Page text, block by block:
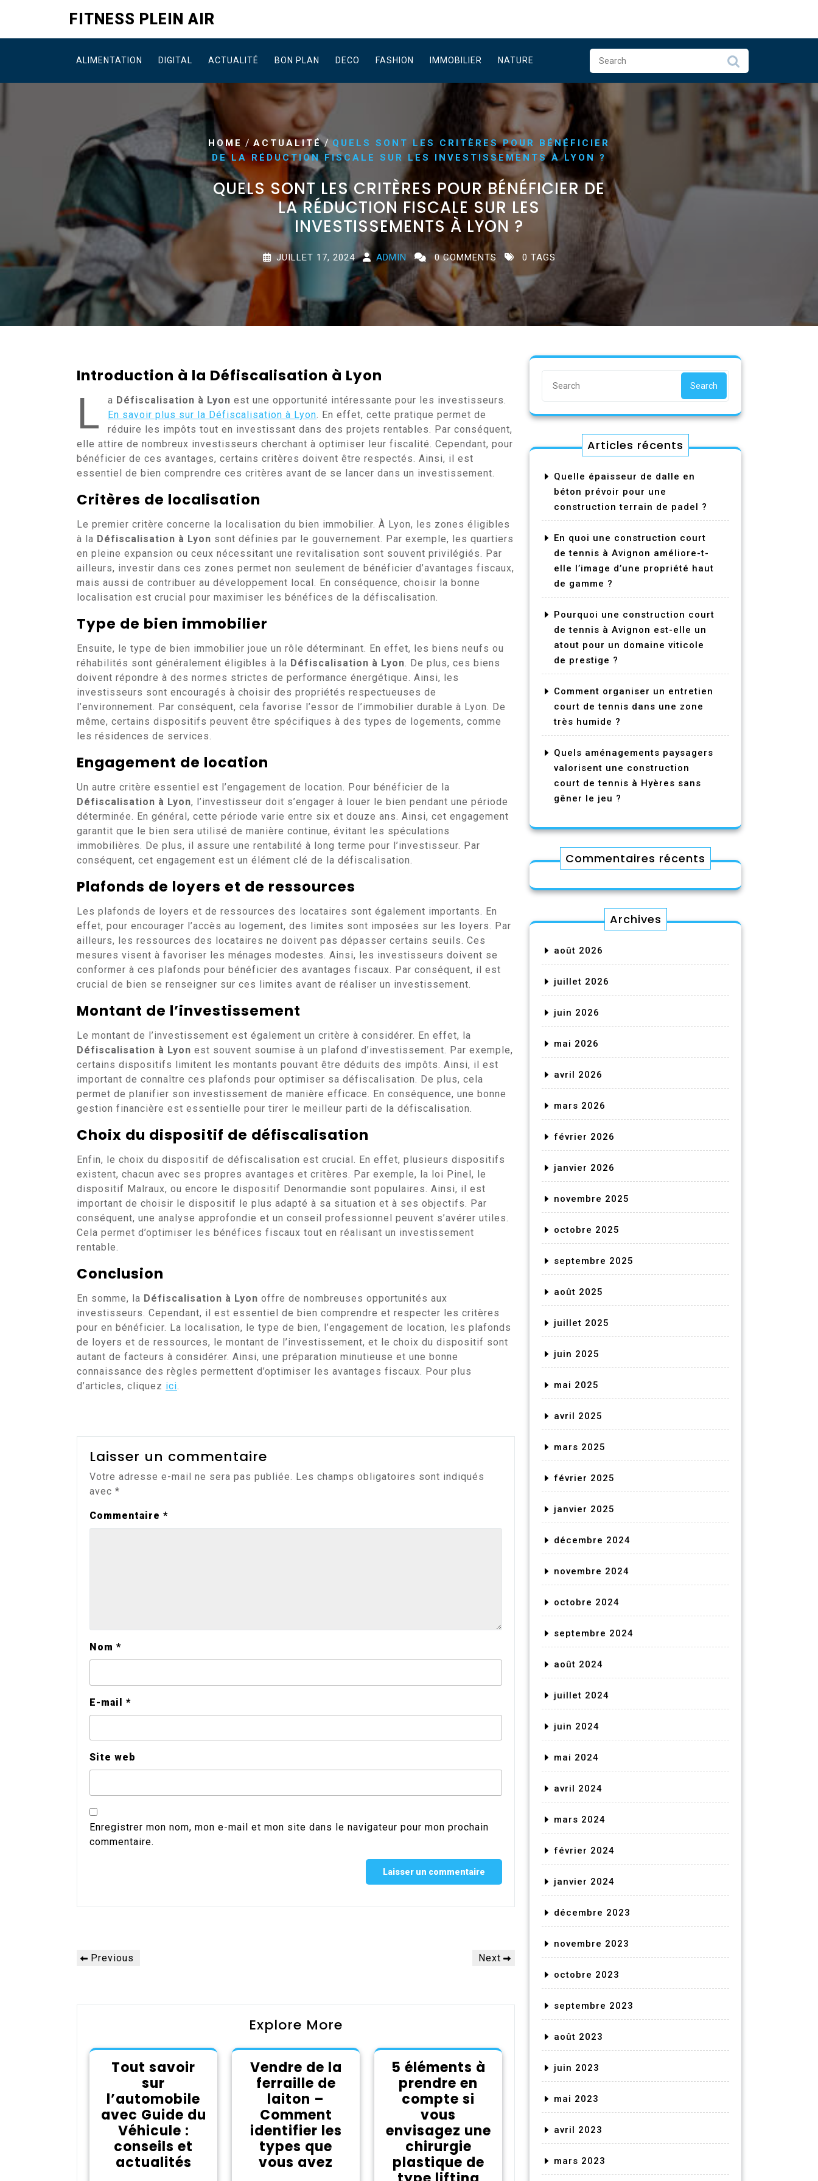
content
FITNESS PLEIN AIR
ALIMENTATION DIGITAL ACTUALITÉ BON PLAN DECO FASHION IMMOBILIER NATURE
HOME / ACTUALITÉ/ QUELS SONT LES CRITÈRES POUR BÉNÉFICIER
DE LA RÉDUCTION FISCALE SUR LES INVESTISSEMENTS À LYON ?
QUELS SONT LES CRITÈRES POUR BÉNÉFICIER DE
LA RÉDUCTION FISCALE SUR LES
INVESTISSEMENTS À LYON ?
JUILLET 17, 2024 ADMIN 0 COMMENTS 0 TAGS
Introduction à la Défiscalisation à Lyon
L a Défiscalisation à Lyon est une opportunité intéressante pour les investisseurs.
En savoir plus sur la Défiscalisation à Lyon. En effet, cette pratique permet de
réduire les impôts tout en investissant dans des projets rentables. Par conséquent,
elle attire de nombreux investisseurs cherchant à optimiser leur fiscalité. Cependant, pour
bénéficier de ces avantages, certains critères doivent être respectés. Ainsi, il est
essentiel de bien comprendre ces critères avant de se lancer dans un investissement.
Critères de localisation
Le premier critère concerne la localisation du bien immobilier. À Lyon, les zones éligibles
à la Défiscalisation à Lyon sont définies par le gouvernement. Par exemple, les quartiers
en pleine expansion ou ceux nécessitant une revitalisation sont souvent privilégiés. Par
ailleurs, investir dans ces zones permet non seulement de bénéficier d’avantages fiscaux,
mais aussi de contribuer au développement local. En conséquence, choisir la bonne
localisation est crucial pour maximiser les bénéfices de la défiscalisation.
Type de bien immobilier
Ensuite, le type de bien immobilier joue un rôle déterminant. En effet, les biens neufs ou
réhabilités sont généralement éligibles à la Défiscalisation à Lyon. De plus, ces biens
doivent répondre à des normes strictes de performance énergétique. Ainsi, les
investisseurs sont encouragés à choisir des propriétés respectueuses de
l’environnement. Par conséquent, cela favorise l’essor de l’immobilier durable à Lyon. De
même, certains dispositifs peuvent être spécifiques à des types de logements, comme
les résidences de services.
Engagement de location
Un autre critère essentiel est l’engagement de location. Pour bénéficier de la
Défiscalisation à Lyon, l’investisseur doit s’engager à louer le bien pendant une période
déterminée. En général, cette période varie entre six et douze ans. Ainsi, cet engagement
garantit que le bien sera utilisé de manière continue, évitant les spéculations
immobilières. De plus, il assure une rentabilité à long terme pour l’investisseur. Par
conséquent, cet engagement est un élément clé de la défiscalisation.
Plafonds de loyers et de ressources
Les plafonds de loyers et de ressources des locataires sont également importants. En
effet, pour encourager l’accès au logement, des limites sont imposées sur les loyers. Par
ailleurs, les ressources des locataires ne doivent pas dépasser certains seuils. Ces
mesures visent à favoriser les ménages modestes. Ainsi, les investisseurs doivent se
conformer à ces plafonds pour bénéficier des avantages fiscaux. Par conséquent, il est
crucial de bien se renseigner sur ces limites avant de réaliser un investissement.
Montant de l’investissement
Le montant de l’investissement est également un critère à considérer. En effet, la
Défiscalisation à Lyon est souvent soumise à un plafond d’investissement. Par exemple,
certains dispositifs limitent les montants pouvant être déduits des impôts. Ainsi, il est
important de connaître ces plafonds pour optimiser sa défiscalisation. De plus, cela
permet de planifier son investissement de manière efficace. En conséquence, une bonne
gestion financière est essentielle pour tirer le meilleur parti de la défiscalisation.
Choix du dispositif de défiscalisation
Enfin, le choix du dispositif de défiscalisation est crucial. En effet, plusieurs dispositifs
existent, chacun avec ses propres avantages et critères. Par exemple, la loi Pinel, le
dispositif Malraux, ou encore le dispositif Denormandie sont populaires. Ainsi, il est
important de choisir le dispositif le plus adapté à sa situation et à ses objectifs. Par
conséquent, une analyse approfondie et un conseil professionnel peuvent s’avérer utiles.
Cela permet d’optimiser les bénéfices fiscaux tout en réalisant un investissement
rentable.
Conclusion
En somme, la Défiscalisation à Lyon offre de nombreuses opportunités aux
investisseurs. Cependant, il est essentiel de bien comprendre et respecter les critères
pour en bénéficier. La localisation, le type de bien, l’engagement de location, les plafonds
de loyers et de ressources, le montant de l’investissement, et le choix du dispositif sont
autant de facteurs à considérer. Ainsi, une préparation minutieuse et une bonne
connaissance des règles permettent d’optimiser les avantages fiscaux. Pour plus
d’articles, cliquez ici.
Laisser un commentaire
Votre adresse e-mail ne sera pas publiée. Les champs obligatoires sont indiqués
avec *
Commentaire *
Nom *
E-mail *
Site web
Enregistrer mon nom, mon e-mail et mon site dans le navigateur pour mon prochain
commentaire.
Navigation
de
Previous
Previous
Next
Next
Explore More
Tout savoir
sur
l’automobile
avec Guide du
Véhicule :
conseils et
actualités
Vendre de la
ferraille de
laiton –
Comment
identifier les
types que
vous avez
5 éléments à
prendre en
compte si
vous
envisagez une
chirurgie
plastique de
Search
Articles récents
Quelle épaisseur de dalle en
béton prévoir pour une
construction terrain de padel ?
En quoi une construction court
de tennis à Avignon améliore-t-
elle l’image d’une propriété haut
de gamme ?
Pourquoi une construction court
de tennis à Avignon est-elle un
atout pour un domaine viticole
de prestige ?
Comment organiser un entretien
court de tennis dans une zone
très humide ?
Quels aménagements paysagers
valorisent une construction
court de tennis à Hyères sans
gêner le jeu ?
Commentaires récents
Archives
août 2026
juillet 2026
juin 2026
mai 2026
avril 2026
mars 2026
février 2026
janvier 2026
novembre 2025
octobre 2025
septembre 2025
août 2025
juillet 2025
juin 2025
mai 2025
avril 2025
mars 2025
février 2025
janvier 2025
décembre 2024
novembre 2024
octobre 2024
septembre 2024
août 2024
juillet 2024
juin 2024
mai 2024
avril 2024
mars 2024
février 2024
janvier 2024
décembre 2023
novembre 2023
octobre 2023
septembre 2023
août 2023
juin 2023
mai 2023
avril 2023
mars 2023